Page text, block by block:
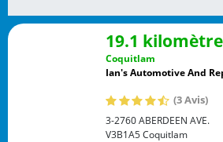
19.1
Coquitlam
Ian's Automotive And
(3 Avis)
3-2760 ABERDEEN AVE.
V3B1A5Coquitlam